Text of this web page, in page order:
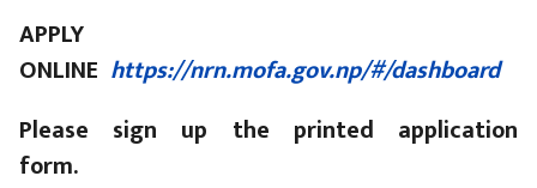
APPLY
ONLINE https://nrn.mofa.gov.np/#/dashboard
Please sign up the printed application
form.